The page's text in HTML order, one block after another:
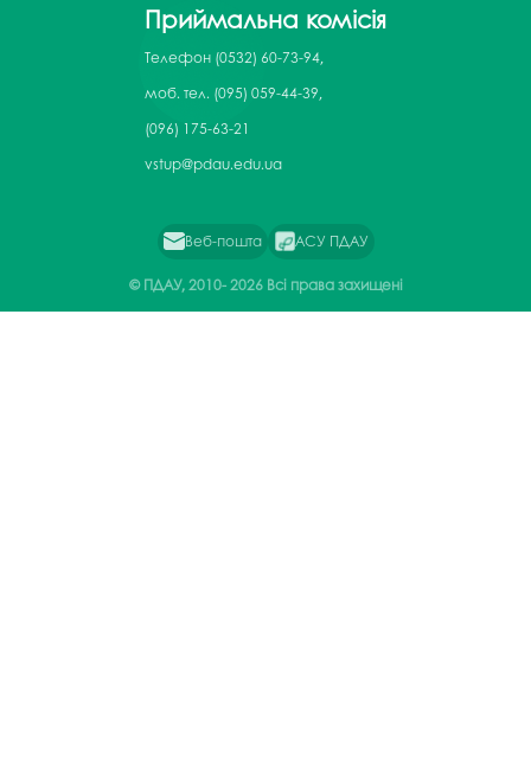
Приймальна комісія
Телефон (0532) 60-73-94,
моб. тел. (095) 059-44-39,
(096) 175-63-21
vstup@pdau.edu.ua
Веб-пошта АСУ ПДАУ
© ПДАУ, 2010-2026 Всі права захищені